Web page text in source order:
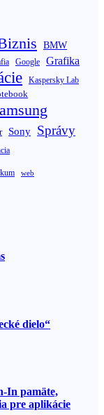
BMW
Google Grafika
Kaspersky Lab
Sony Správy
web
dielo“
In pamäte,
pre aplikácie